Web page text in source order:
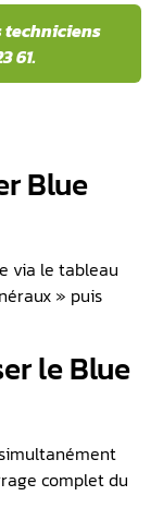
techniciens
61.
Blue
via le tableau
» puis
le Blue
complet du